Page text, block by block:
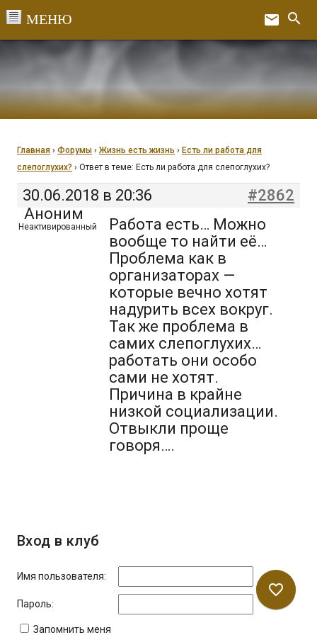
email search
Главная › Форумы › Жизнь есть жизнь › Есть ли работа для
слепоглухих? › Ответ в теме: Есть ли работа для слепоглухих?
30.06.2018 в 20:36
#2862
Аноним
Неактивированный
Работа есть… Можно
вообще то найти её…
Проблема как в
организаторах —
которые вечно хотят
надурить всех вокруг.
Так же проблема в
самих слепоглухих…
работать они особо
сами не хотят.
Причина в крайне
низкой социализации.
Отвыкли проще
говоря….
Вход в клуб
Имя пользователя:
Пароль:
Запомнить меня
favorite_border